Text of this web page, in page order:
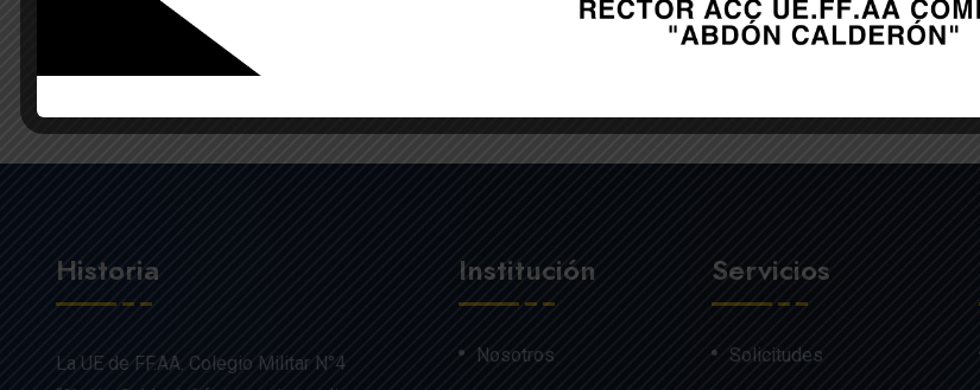
Historia
La UE de FF.AA. Colegio Militar N°4
Institución
Nosotros
Servicios
Solicitudes